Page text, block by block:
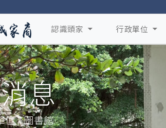
認識頭家 行政單位
息
位 / 圖書館